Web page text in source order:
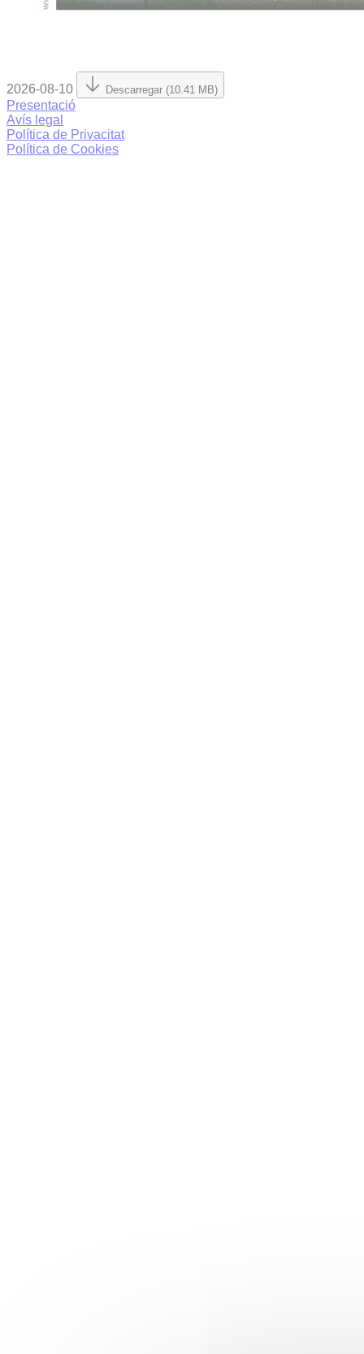
2026-08-10 Descarregar (10.41 MB)
Presentació
Avís legal
Política de Privacitat
Política de Cookies